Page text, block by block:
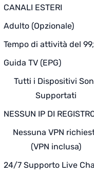
CANALI ESTERI
Adulto (Opzionale)
Tempo di attività del
Guida TV (EPG)
Tutti i Dispositivi
Supportati
NESSUN IP DI
Nessuna VPN
(VPN inclusa)
24/7 Supporto Live